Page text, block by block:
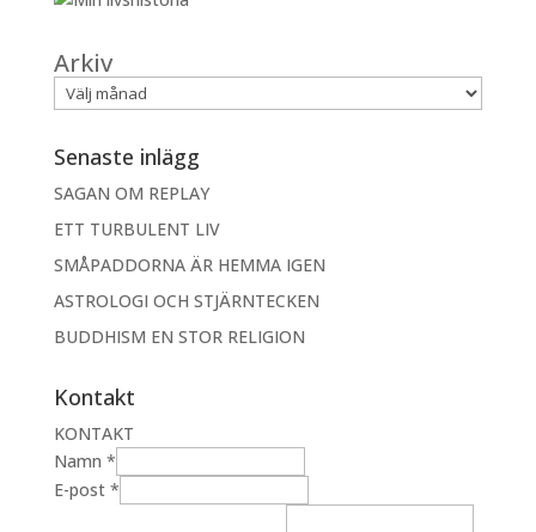
Arkiv
Senaste inlägg
SAGAN OM REPLAY
ETT TURBULENT LIV
SMÅPADDORNA ÄR HEMMA IGEN
ASTROLOGI OCH STJÄRNTECKEN
BUDDHISM EN STOR RELIGION
Kontakt
KONTAKT
Namn *
E
E-post *